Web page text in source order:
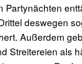
Partynächten
deswegen
Außerdem
Streitereien als